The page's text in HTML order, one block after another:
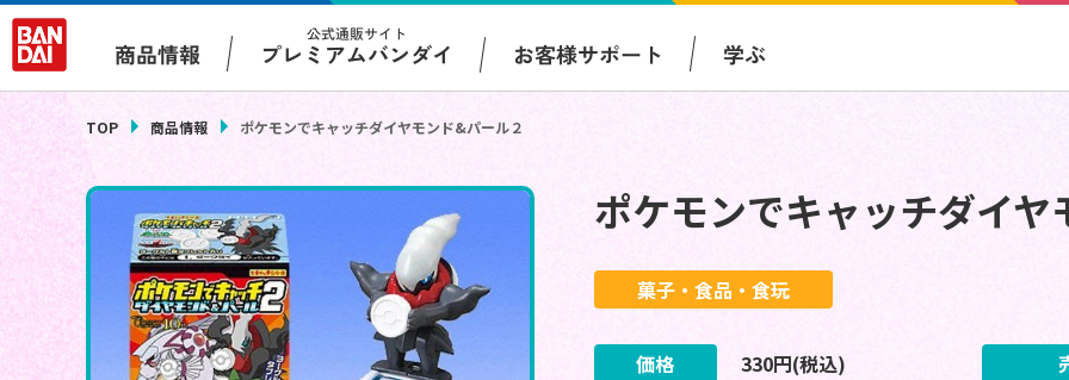
商品情報
公式通販サイト
プレミアムバンダイ お客様サポート 学ぶ
TOP 商品情報 ポケモンでキャッチダイヤモンド&パール２
ポケモンでキャッチダイ
菓子・食品・食玩
価格 330円(税込)